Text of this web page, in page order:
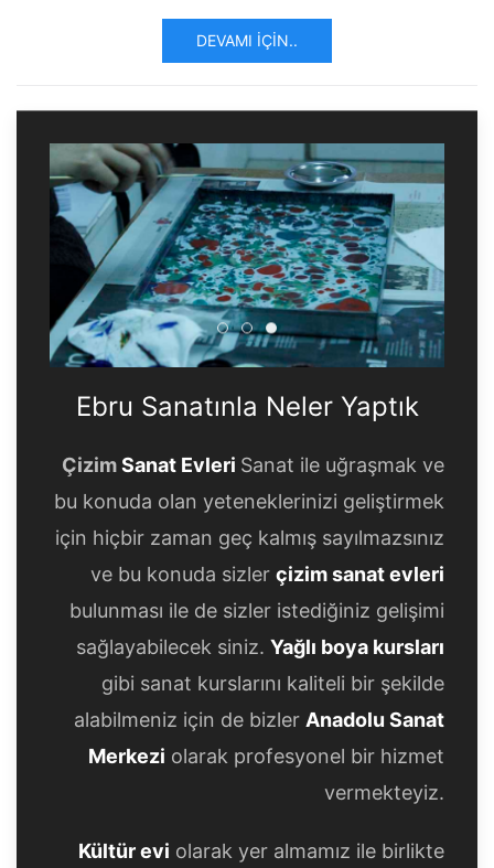
DEVAMI İÇIN..
Ebru Sanatınla Neler Yaptık
Ebru Sanatınla Neler
Ebru Sanatınla Neler
Ebru Sanatınla Neler Yaptık
ÇizimSanat Evleri Sanat ile uğraşmak ve
bu konuda olan yeteneklerinizi geliştirmek
için hiçbir zaman geç kalmış sayılmazsınız
ve bu konuda sizler çizim sanat evleri
bulunması ile de sizler istediğiniz gelişimi
sağlayabilecek siniz. Yağlı boya kursları
gibi sanat kurslarını kaliteli bir şekilde
alabilmeniz için de bizler Anadolu Sanat
Merkezi olarak profesyonel bir hizmet
vermekteyiz.
Kültür evi olarak yer almamız ile birlikte